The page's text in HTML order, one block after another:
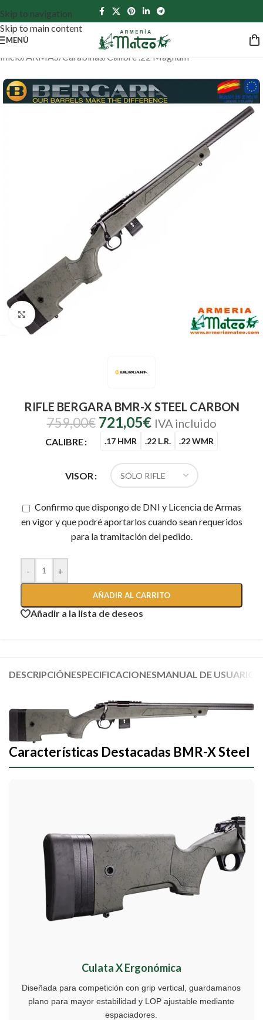
Skip to navigation
Skip to main content
MENÚ
Inicio/ARMAS/ Carabinas/ Calibre .22 Magnum
Clic para ampliar
RIFLE BERGARA BMR-X STEEL CARBON
759,00€ 721,05€ IVA incluido
CALIBRE .17 HMR .22 L.R. .22 WMR
VISOR
Confirmo que dispongo de DNI y Licencia de Armas
en vigor y que podré aportarlos cuando sean requeridos
para la tramitación del pedido.
- +
AÑADIR AL CARRITO
Añadir a la lista de deseos
DESCRIPCIÓNESPECIFICACIONESMANUAL DE USUARIO
Características Destacadas BMR-X Steel
Culata X Ergonómica
Diseñada para competición con grip vertical, guardamanos
plano para mayor estabilidad y LOP ajustable mediante
espaciadores.